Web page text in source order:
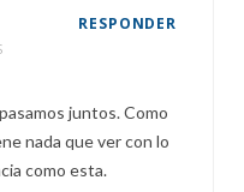
RESPONDER
juntos. Como
nada que ver con lo
como esta.